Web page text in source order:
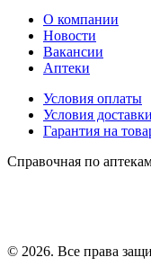
О компании
Новости
Вакансии
Аптеки
Условия оплаты
Условия доставки
Гарантия на
Справочная по
© 2026. Все права